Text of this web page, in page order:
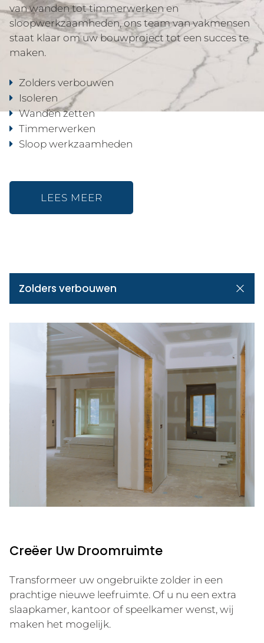
van wanden tot timmerwerken en
sloopwerkzaamheden, ons team van vakmensen
staat klaar om uw bouwproject tot een succes te
maken.
Zolders verbouwen
Isoleren
Wanden zetten
Timmerwerken
Sloop werkzaamheden
LEES MEER
Zolders verbouwen
Creëer Uw Droomruimte
Transformeer uw ongebruikte zolder in een
prachtige nieuwe leefruimte. Of u nu een extra
slaapkamer, kantoor of speelkamer wenst, wij
maken het mogelijk.